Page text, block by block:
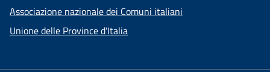
Associazione nazionale dei Comuni italiani
Unione delle Province d'Italia